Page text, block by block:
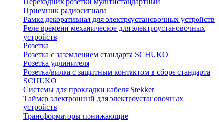
Приемник радиосигнала
Рамка декоративная для электроустановочных устройств
Реле времени механическое для электроустановочных
устройств
Розетка
Розетка с заземлением стандарта SCHUKO
Розетка удлинителя
Розетка/вилка с защитным контактом в сборе стандарта
SCHUKO
Системы для прокладки кабеля Stekker
Таймер электронный для электроустановочных
устройств
Трансформаторы понижающие